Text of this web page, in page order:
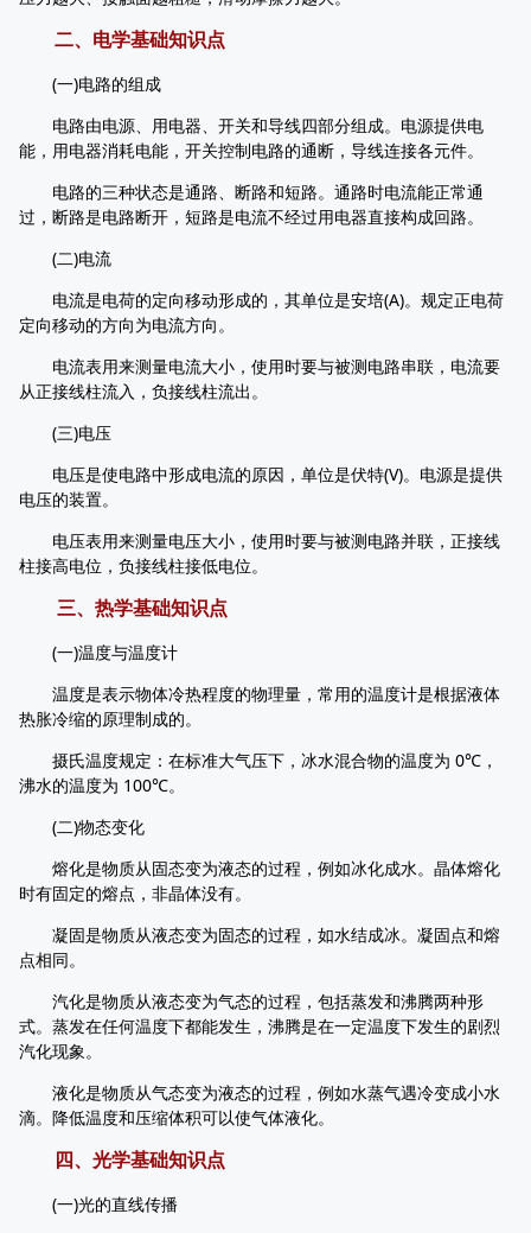
二、电学基础知识点
(一)电路的组成
电路由电源、用电器、开关和导线四部分组成。电源提供电
能，用电器消耗电能，开关控制电路的通断，导线连接各元件。
电路的三种状态是通路、断路和短路。通路时电流能正常通
过，断路是电路断开，短路是电流不经过用电器直接构成回路。
(二)电流
电流是电荷的定向移动形成的，其单位是安培(A)。规定正电荷
定向移动的方向为电流方向。
电流表用来测量电流大小，使用时要与被测电路串联，电流要
从正接线柱流入，负接线柱流出。
(三)电压
电压是使电路中形成电流的原因，单位是伏特(V)。电源是提供
电压的装置。
电压表用来测量电压大小，使用时要与被测电路并联，正接线
柱接高电位，负接线柱接低电位。
三、热学基础知识点
(一)温度与温度计
温度是表示物体冷热程度的物理量，常用的温度计是根据液体
热胀冷缩的原理制成的。
摄氏温度规定：在标准大气压下，冰水混合物的温度为 0℃，
沸水的温度为 100℃。
(二)物态变化
熔化是物质从固态变为液态的过程，例如冰化成水。晶体熔化
时有固定的熔点，非晶体没有。
凝固是物质从液态变为固态的过程，如水结成冰。凝固点和熔
点相同。
汽化是物质从液态变为气态的过程，包括蒸发和沸腾两种形
式。蒸发在任何温度下都能发生，沸腾是在一定温度下发生的剧烈
汽化现象。
液化是物质从气态变为液态的过程，例如水蒸气遇冷变成小水
滴。降低温度和压缩体积可以使气体液化。
四、光学基础知识点
(一)光的直线传播